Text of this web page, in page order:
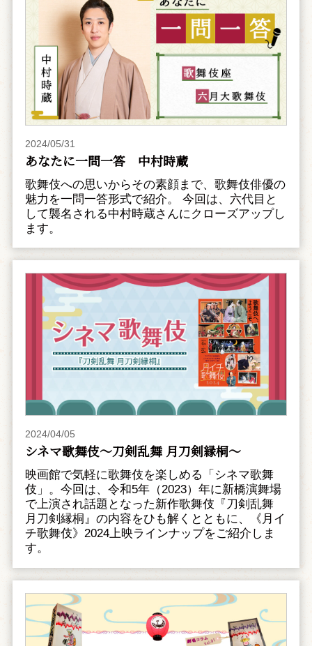
2024/05/31
あなたに一問一答 中村時蔵
歌舞伎への思いからその素顔まで、歌舞伎俳優の
魅力を一問一答形式で紹介。 今回は、六代目と
して襲名される中村時蔵さんにクローズアップし
ます。
2024/04/05
シネマ歌舞伎～刀剣乱舞 月刀剣縁桐～
映画館で気軽に歌舞伎を楽しめる「シネマ歌舞
伎」。今回は、令和5年（2023）年に新橋演舞場
で上演され話題となった新作歌舞伎『刀剣乱舞
月刀剣縁桐』の内容をひも解くとともに、《月イ
チ歌舞伎》2024上映ラインナップをご紹介しま
す。